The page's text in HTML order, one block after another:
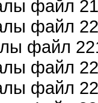
файл
файл
файл
файл
файл